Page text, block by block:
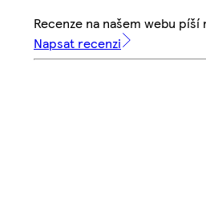
Recenze na našem webu
Napsat recenzi